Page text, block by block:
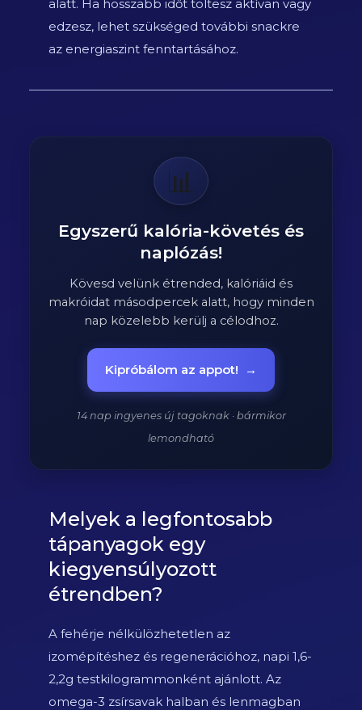
alatt. Ha hosszabb időt töltesz aktívan vagy
edzesz, lehet szükséged további snackre
az energiaszint fenntartásához.
📊
Egyszerű kalória-követés és
naplózás!
Kövesd velünk étrended, kalóriáid és
makróidat másodpercek alatt, hogy minden
nap közelebb kerülj a célodhoz.
Kipróbálom az appot! →
14 nap ingyenes új tagoknak · bármikor
lemondható
Melyek a legfontosabb
tápanyagok egy
kiegyensúlyozott
étrendben?
A fehérje nélkülözhetetlen az
izomépítéshez és regenerációhoz, napi 1,6-
2,2g testkilogrammonként ajánlott. Az
omega-3 zsírsavak halban és lenmagban